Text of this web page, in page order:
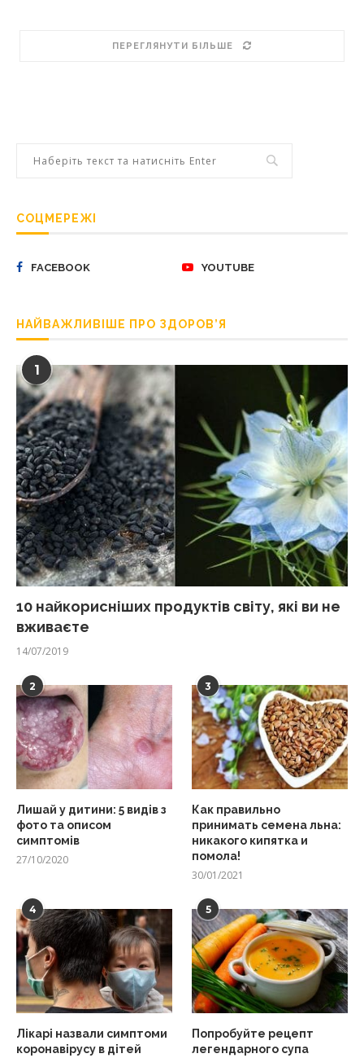
ПЕРЕГЛЯНУТИ БІЛЬШЕ
СОЦМЕРЕЖІ
FACEBOOK YOUTUBE
НАЙВАЖЛИВІШЕ ПРО ЗДОРОВ’Я
1
10 найкорисніших продуктів світу, які ви не
вживаєте
14/07/2019
2
Лишай у дитини: 5 видів з
фото та описом
симптомів
27/10/2020
3
Как правильно
принимать семена льна:
никакого кипятка и
помола!
30/01/2021
4
Лікарі назвали симптоми
коронавірусу в дітей
5
Попробуйте рецепт
легендарного супа